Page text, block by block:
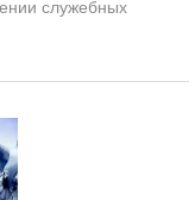
служебных